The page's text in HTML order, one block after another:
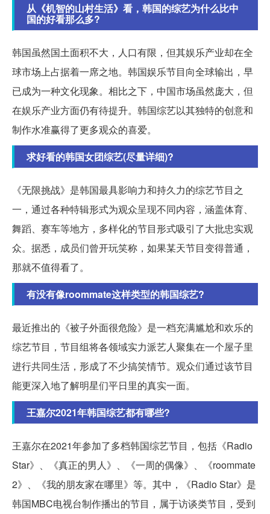
从《机智的山村生活》看，韩国的综艺为什么比中
国的好看那么多?
韩国虽然国土面积不大，人口有限，但其娱乐产业却在全
球市场上占据着一席之地。韩国娱乐节目向全球输出，早
已成为一种文化现象。相比之下，中国市场虽然庞大，但
在娱乐产业方面仍有待提升。韩国综艺以其独特的创意和
制作水准赢得了更多观众的喜爱。
求好看的韩国女团综艺(尽量详细)?
《无限挑战》是韩国最具影响力和持久力的综艺节目之
一，通过各种特辑形式为观众呈现不同内容，涵盖体育、
舞蹈、赛车等地方，多样化的节目形式吸引了大批忠实观
众。据悉，成员们曾开玩笑称，如果某天节目变得普通，
那就不值得看了。
有没有像roommate这样类型的韩国综艺?
最近推出的《被子外面很危险》是一档充满尴尬和欢乐的
综艺节目，节目组将各领域实力派艺人聚集在一个屋子里
进行共同生活，形成了不少搞笑情节。观众们通过该节目
能更深入地了解明星们平日里的真实一面。
王嘉尔2021年韩国综艺都有哪些?
王嘉尔在2021年参加了多档韩国综艺节目，包括《Radio
Star》、《真正的男人》、《一周的偶像》、《roommate
2》、《我的朋友家在哪里》等。其中，《Radio Star》是
韩国MBC电视台制作播出的节目，属于访谈类节目，受到